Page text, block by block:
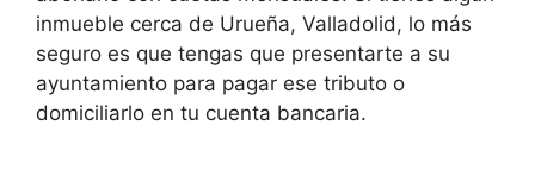
inmueble cerca de Urueña, Valladolid, lo más
seguro es que tengas que presentarte a su
ayuntamiento para pagar ese tributo o
domiciliarlo en tu cuenta bancaria.